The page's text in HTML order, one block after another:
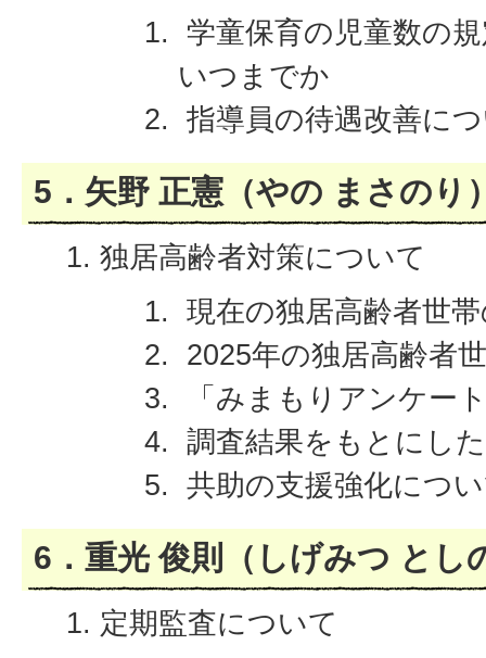
学童保育の児童数の
いつまでか
指導員の待遇改善に
5．矢野 正憲（やの まさのり
独居高齢者対策について
現在の独居高齢者世
2025年の独居高齢者
「みまもりアンケー
調査結果をもとにし
共助の支援強化につ
6．重光 俊則（しげみつ とし
定期監査について